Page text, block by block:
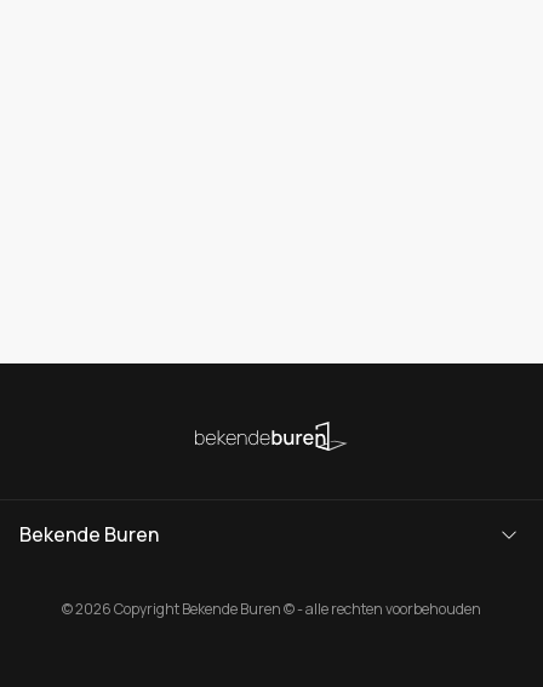
Bekende Buren
© 2026 Copyright Bekende Buren © - alle rechten voorbehouden